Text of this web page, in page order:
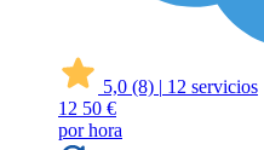
5,0 (8) | 12 servicios
12 50 €
por hora